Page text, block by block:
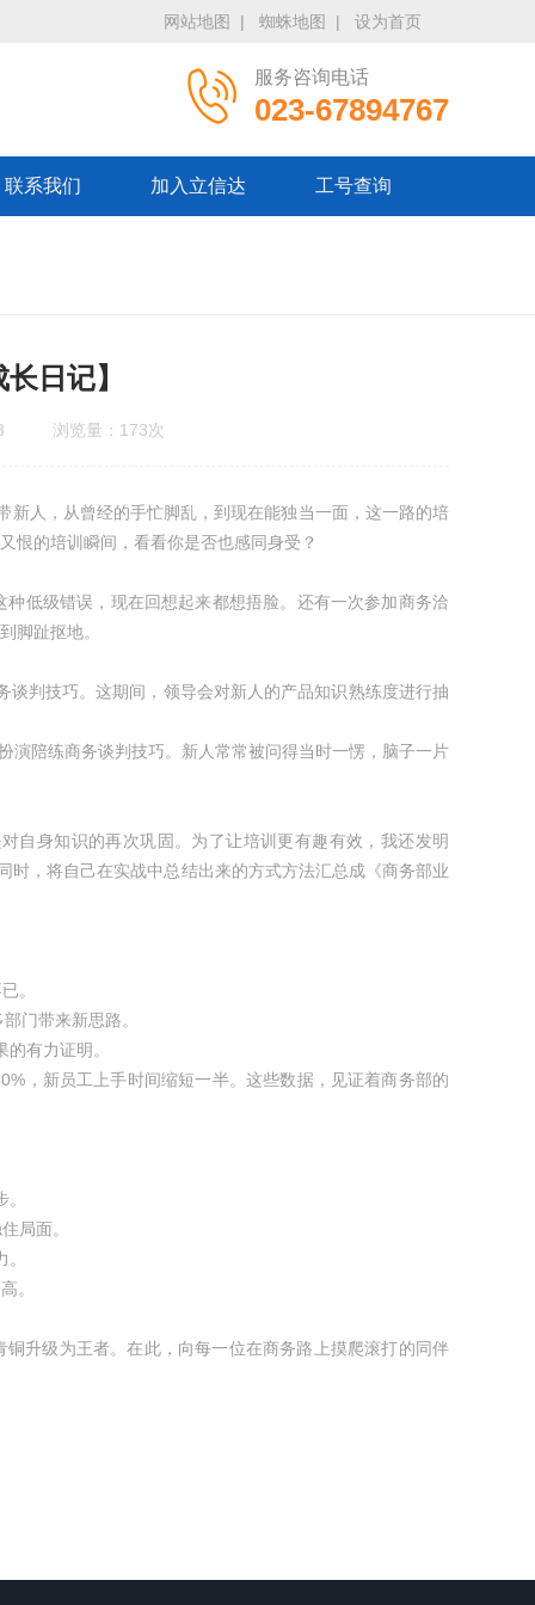
网站地图 | 蜘蛛地图 | 设为首页
服务咨询电话
023-67894767
联系我们 加入立信达 工号查询
日记】
浏览量： 173次
人，从曾经的手忙脚乱，到现在能独当一面，这一路的培
恨的培训瞬间，看看你是否也感同身受？
级错误，现在回想起来都想捂脸。还有一次参加商务洽
脚趾抠地。
技巧。这期间，领导会对新人的产品知识熟练度进行抽
陪练商务谈判技巧。新人常常被问得当时一愣，脑子一片
身知识的再次巩固。为了让培训更有趣有效，我还发明
时，将自己在实战中总结出来的方式方法汇总成《商务部业
。
门带来新思路。
有力证明。
新员工上手时间缩短一半。这些数据，见证着商务部的
局面。
。
升级为王者。在此，向每一位在商务路上摸爬滚打的同伴